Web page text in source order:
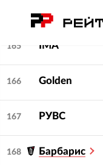
165 IMA
166 Golden
167 РУВС
168 Барбарис